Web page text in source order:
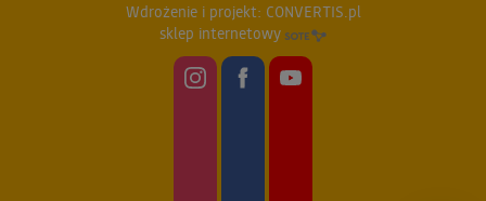
Wdrożenie i projekt: CONVERTIS.pl
sklep internetowy